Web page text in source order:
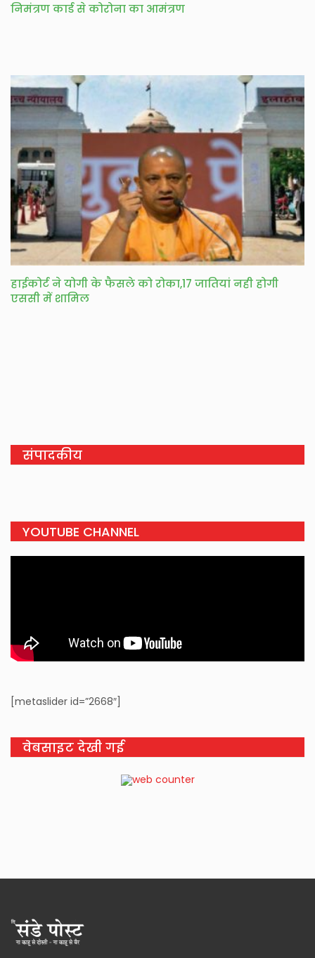
निमंत्रण कार्ड से कोरोना का आमंत्रण
हाईकोर्ट ने योगी के फैसले को रोका,17 जातियां नही होगी
एससी में शामिल
संपादकीय
YOUTUBE CHANNEL
[metaslider id=”2668″]
वेबसाइट देखी गई